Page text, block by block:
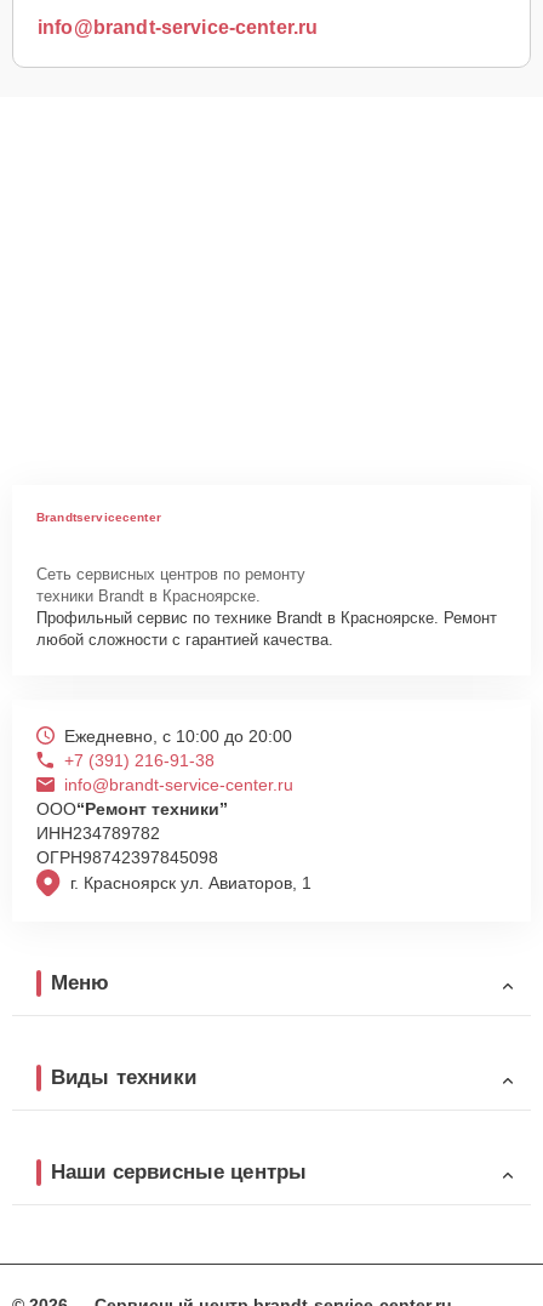
info@brandt-service-center.ru
Brandtservicecenter
Сеть сервисных центров по ремонту
техники Brandt в Красноярске.
Профильный сервис по технике Brandt в Красноярске. Ремонт
любой сложности с гарантией качества.
г. Красноярск ул. Авиаторов, 1
Ежедневно, с 10:00 до 20:00
+7 (391) 216-91-38
info@brandt-service-center.ru
ООО“Ремонт техники”
ИНН234789782
ОГРН98742397845098
Меню
Виды техники
Наши сервисные центры